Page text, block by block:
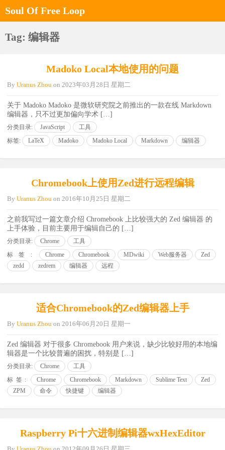
Soul Of Free Loop
Tag: 编辑器
Madoko Local本地使用的问题
By Uranus Zhou on 2023年03月28日 星期二
关于 Madoko Madoko 是微软研究院之前推出的一款在线 Markdown
编辑器，只不过更加偏向学术 […]
分类目录: JavaScript
工具
标签:
LaTeX Madoko Madoko Local Markdown 编辑器
Chromebook上使用Zed进行远程编辑
By Uranus Zhou on 2016年10月25日 星期二
之前我写过一篇文章介绍 Chromebook 上比较强大的 Zed 编辑器 的
上手体验，目前主要用于编辑自己的 […]
分类目录: Chrome
工具
标签:
Chrome Chromebook MDwiki Web服务器
Zed
zedd
zedrem 编辑器 远程
适合Chromebook的Zed编辑器上手
By Uranus Zhou on 2016年06月20日 星期一
Zed 编辑器 对于很多 Chromebook 用户来说，缺少比较好用的本地编
辑器是一个比较普遍的困扰，特别是 […]
分类目录: Chrome
工具
标签:
Chrome Chromebook Markdown Sublime Text
Zed
ZPM
命令 快捷键 编辑器
Raspberry Pi十六进制编辑器wxHexEditor